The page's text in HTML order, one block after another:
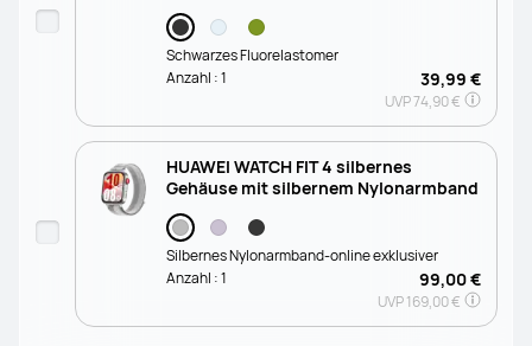
Schwarzes Fluorelastomer
39,99 €
UVP74,90 €
Anzahl :1
HUAWEI WATCH FIT 4 silbernes
Gehäuse mit silbernem Nylonarmband
Silbernes Nylonarmband-online exklusiver
99,00 €
UVP169,00 €
Anzahl :1